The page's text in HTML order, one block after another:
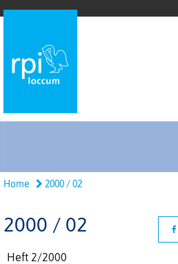
Home 2000 / 02
2000 / 02
Heft 2/2000